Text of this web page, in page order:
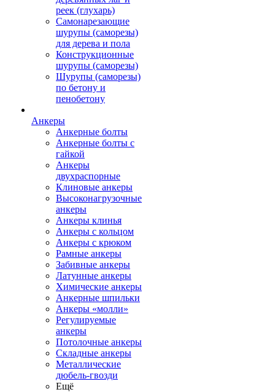
реек (глухарь)
Самонарезающие
шурупы (саморезы)
для дерева и пола
Конструкционные
шурупы (саморезы)
Шурупы (саморезы)
по бетону и
пенобетону
Анкеры
Анкерные болты
Анкерные болты с
гайкой
Анкеры
двухраспорные
Клиновые анкеры
Высоконагрузочные
анкеры
Анкеры клинья
Анкеры с кольцом
Анкеры с крюком
Рамные анкеры
Забивные анкеры
Латунные анкеры
Химические анкеры
Анкерные шпильки
Анкеры «молли»
Регулируемые
анкеры
Потолочные анкеры
Складные анкеры
Металлические
дюбель-гвозди
Ещё